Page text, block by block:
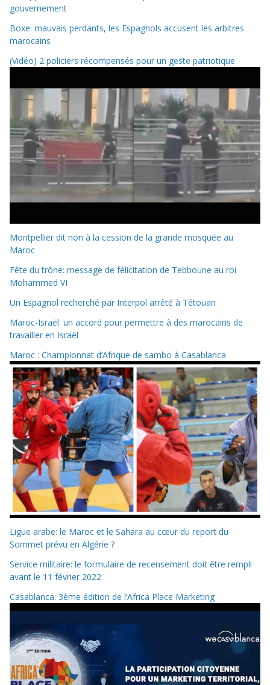
gouvernement
Boxe: mauvais perdants, les Espagnols accusent les arbitres
marocains
(Vidéo) 2 policiers récompensés pour un geste patriotique
Montpellier dit non à la cession de la grande mosquée au
Maroc
Fête du trône: message de félicitation de Tebboune au roi
Mohammed VI
Un Espagnol recherché par Interpol arrêté à Tétouan
Maroc-Israël: un accord pour permettre à des marocains de
travailler en Israël
Maroc : Championnat d’Afrique de sambo à Casablanca
Ligue arabe: le Maroc et le Sahara au cœur du report du
Sommet prévu en Algérie ?
Service militaire: le formulaire de recensement doit être rempli
avant le 11 février 2022
Casablanca: 3ème édition de l’Africa Place Marketing